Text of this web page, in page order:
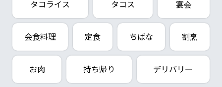
タコライス タコス 宴会
会食料理 定食 ちばな 割烹
お肉 持ち帰り デリバリー